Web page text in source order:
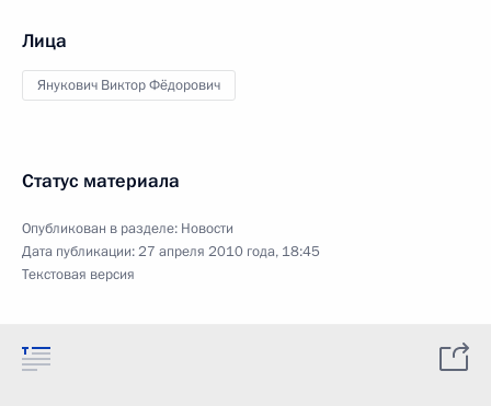
Лица
Янукович Виктор Фёдорович
Статус материала
Опубликован в разделе: Новости
Дата публикации:27 апреля 2010 года, 18:45
Текстовая версия